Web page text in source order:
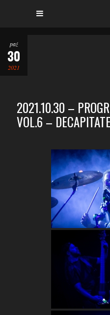
paź
30
2021
2021.10.30 –
VOL.6 –